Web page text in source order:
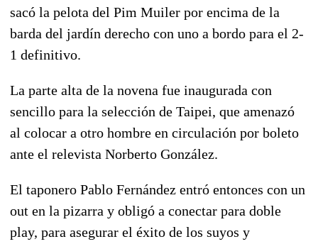
sacó la pelota del Pim Muiler por encima de la
barda del jardín derecho con uno a bordo para el 2-
1 definitivo.
La parte alta de la novena fue inaugurada con
sencillo para la selección de Taipei, que amenazó
al colocar a otro hombre en circulación por boleto
ante el relevista Norberto González.
El taponero Pablo Fernández entró entonces con un
out en la pizarra y obligó a conectar para doble
play, para asegurar el éxito de los suyos y